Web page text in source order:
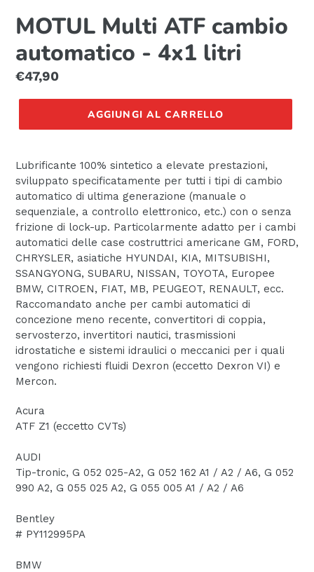
MOTUL Multi ATF cambio
automatico - 4x1 litri
Prezzo
di
€47,90
AGGIUNGI AL CARRELLO
Lubrificante 100% sintetico a elevate prestazioni,
sviluppato specificatamente per tutti i tipi di cambio
automatico di ultima generazione (manuale o
sequenziale, a controllo elettronico, etc.) con o senza
frizione di lock-up. Particolarmente adatto per i cambi
automatici delle case costruttrici americane GM, FORD,
CHRYSLER, asiatiche HYUNDAI, KIA, MITSUBISHI,
SSANGYONG, SUBARU, NISSAN, TOYOTA, Europee
BMW, CITROEN, FIAT, MB, PEUGEOT, RENAULT, ecc.
Raccomandato anche per cambi automatici di
concezione meno recente, convertitori di coppia,
servosterzo, invertitori nautici, trasmissioni
idrostatiche e sistemi idraulici o meccanici per i quali
vengono richiesti fluidi Dexron (eccetto Dexron VI) e
Mercon.
Acura
ATF Z1 (eccetto CVTs)
AUDI
Tip-tronic, G 052 025-A2, G 052 162 A1 / A2 / A6, G 052
990 A2, G 055 025 A2, G 055 005 A1 / A2 / A6
Bentley
# PY112995PA
BMW